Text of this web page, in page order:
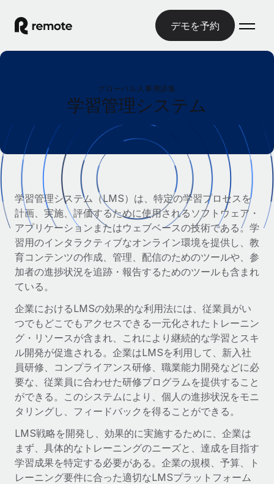
デモを予約
グローバル雇用
グローバル給与処理
コンプライアンス対応の給与処理を手軽に
Employer of Record（EOR）
グローバル展開をコストをかけずに実現
Contractor of Record
世界中の契約社員と法令を遵守して契約
契約社員管理
世界中の契約社員をオンボーディングし、管理
PEO
複雑な雇用関連業務を外部委託
インフラ
Remote統合
人事機能をワークフローにシームレスに統合する
プラットフォーム
チームのための人事の基本機能を内蔵
接続
新しい
当社のMCPを使用して、あらゆるAIツールをRemoteに接続
各国の制度に対応
国別ガイド
/国別のグローバル雇用支援を検索する
米国州エクスプローラー
米国の各州において採用プロセスを簡素化する
Remoteを他社と比較
他社と比較した、当社の強みを確認する
成長の段階
スタートアップ
成長中の企業向けのアジャイルなグローバルHR・給与処理ソ
リューション
ミッドマーケット
カスタマイズされた人事ソリューションでチームを拡大する
大企業向けのグローバルHR
パートナーに登録
リソース
ツールと計算ツール
誤分類リスク判定ツール
国別に従業員の誤分類リスクを確認する
従業員コスト計算ツール
各国の総従業員コストを計算する
ドを確認する
REMOTEで学習
リサーチおよびガイド
活用事例
チェックリストおよびテンプレート
職務内容ライブラリ
日本語
English
Français
Deutsch
Español
Italiano
Português (Portugal)
日本語
グローバル人事用語集
学習管理システム
学習管理システム（LMS）は、特定の学習プロセスを
計画、実施、評価するために使用されるソフトウェア・
アプリケーションまたはウェブベースの技術である。学
習用のインタラクティブなオンライン環境を提供し、教
育コンテンツの作成、管理、配信のためのツールや、参
加者の進捗状況を追跡・報告するためのツールも含まれ
ている。
企業におけるLMSの効果的な利用法には、従業員がい
つでもどこでもアクセスできる一元化されたトレーニン
グ・リソースが含まれ、これにより継続的な学習とスキ
ル開発が促進される。企業はLMSを利用して、新入社
員研修、コンプライアンス研修、職業能力開発などに必
要な、従業員に合わせた研修プログラムを提供すること
ができる。このシステムにより、個人の進捗状況をモニ
タリングし、フィードバックを得ることができる。
LMS戦略を開発し、効果的に実施するために、企業は
まず、具体的なトレーニングのニーズと、達成を目指す
学習成果を特定する必要がある。企業の規模、予算、ト
レーニング要件に合った適切なLMSプラットフォーム